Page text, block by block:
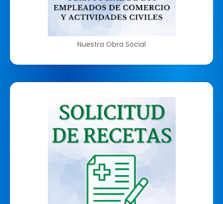
Nuestra Obra Social